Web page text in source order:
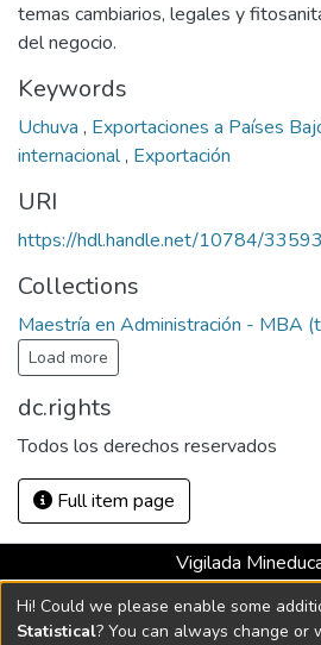
temas cambiarios, legales y
del negocio.
Keywords
Uchuva , Exportaciones a Países
internacional, Exportación
URI
https://hdl.handle.net/10784/33593
Collections
Maestría en Administración - MBA
Load more
dc.rights
Todos los derechos reservados
Full item page
Vigilada
Universidad con Acreditación
Resolución MEN
Hi! Could we please enable some
Statistical? You can always change or